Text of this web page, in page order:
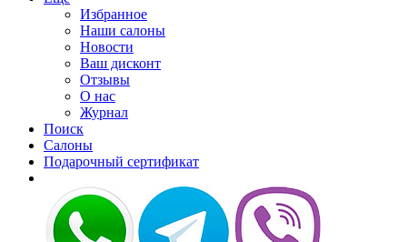
Избранное
Наши салоны
Новости
Ваш дисконт
Отзывы
О нас
Журнал
Поиск
Салоны
Подарочный сертификат